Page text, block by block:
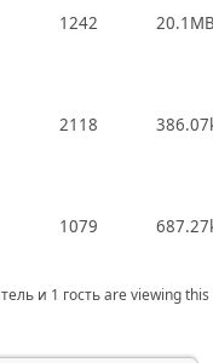
1242
2118
1079
и 1 гость are viewing